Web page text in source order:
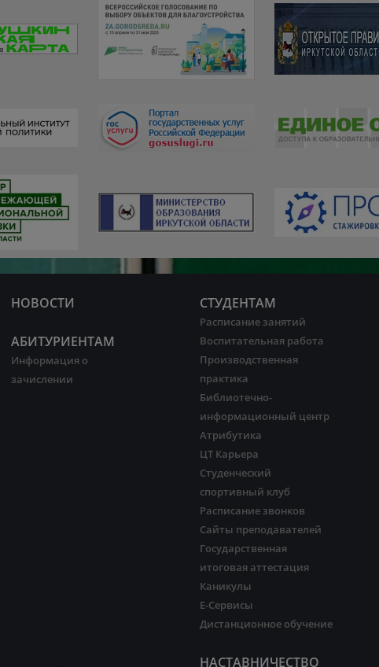
НОВОСТИ
АБИТУРИЕНТАМ
Информация о
зачислении
СТУДЕНТАМ
Расписание занятий
Воспитательная работа
Производственная
практика
Библиотечно-
информационный центр
Атрибутика
ЦТ Карьера
Студенческий
спортивный клуб
Расписание звонков
Сайты преподавателей
Государственная
итоговая аттестация
Каникулы
Е-Сервисы
Дистанционное обучение
НАСТАВНИЧЕСТВО